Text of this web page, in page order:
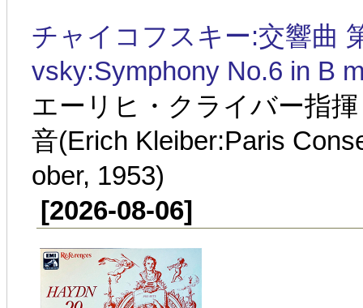
チャイコフスキー:交響曲
vsky:Symphony No.6 in B
エーリヒ・クライバー指
音(Erich Kleiber:Paris
ober, 1953)
[2026-08-06]